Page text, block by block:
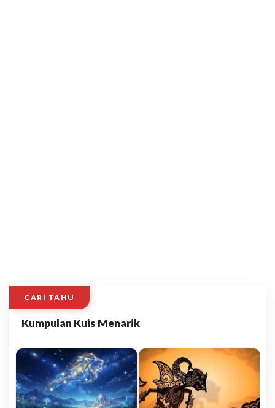
CARI TAHU
Kumpulan Kuis Menarik